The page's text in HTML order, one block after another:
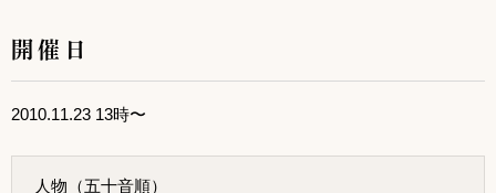
開催日
2010.11.23 13時〜
人物（五十音順）